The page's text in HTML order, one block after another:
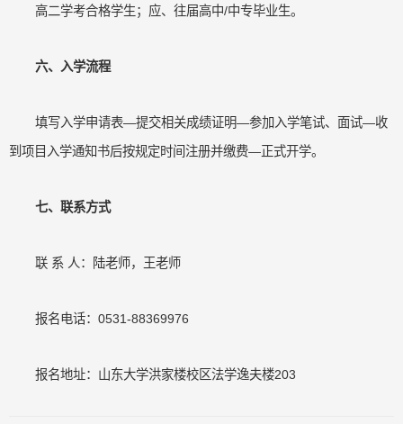
高二学考合格学生；应、往届高中/中专毕业生。
六、入学流程
填写入学申请表—提交相关成绩证明—参加入学笔试、面试—收
到项目入学通知书后按规定时间注册并缴费—正式开学。
七、联系方式
联 系 人：陆老师，王老师
报名电话：0531-88369976
报名地址：山东大学洪家楼校区法学逸夫楼203